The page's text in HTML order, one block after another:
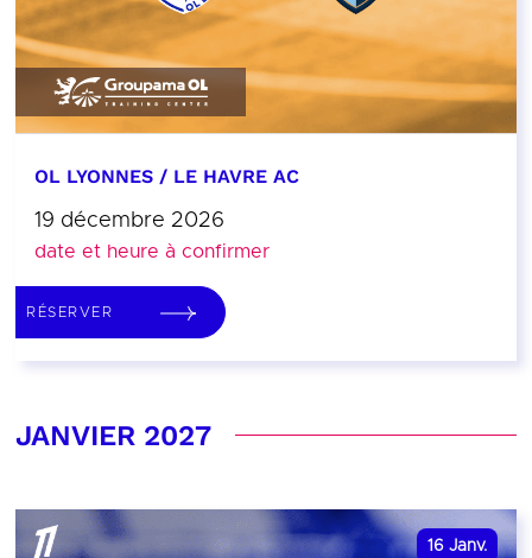
OL LYONNES / LE HAVRE AC
19 décembre 2026
date et heure à confirmer
RÉSERVER
JANVIER 2027
16 Janv.